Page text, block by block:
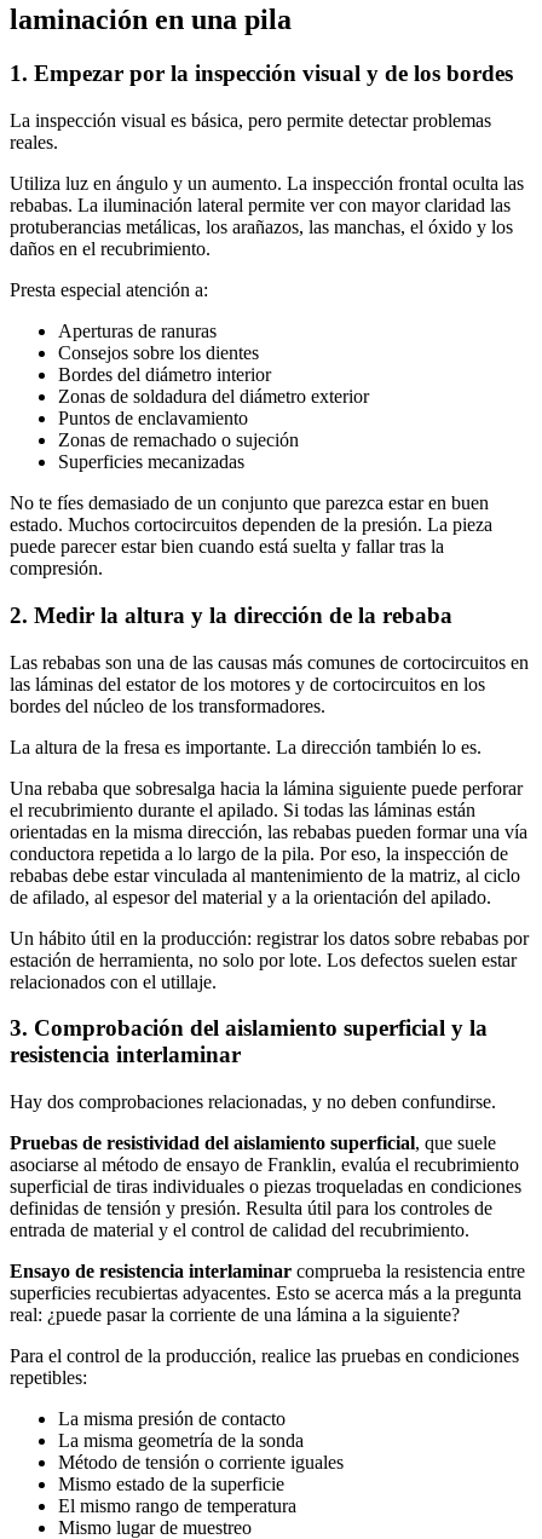
laminación en una pila
1. Empezar por la inspección visual y de los bordes
La inspección visual es básica, pero permite detectar problemas
reales.
Utiliza luz en ángulo y un aumento. La inspección frontal oculta las
rebabas. La iluminación lateral permite ver con mayor claridad las
protuberancias metálicas, los arañazos, las manchas, el óxido y los
daños en el recubrimiento.
Presta especial atención a:
Aperturas de ranuras
Consejos sobre los dientes
Bordes del diámetro interior
Zonas de soldadura del diámetro exterior
Puntos de enclavamiento
Zonas de remachado o sujeción
Superficies mecanizadas
No te fíes demasiado de un conjunto que parezca estar en buen
estado. Muchos cortocircuitos dependen de la presión. La pieza
puede parecer estar bien cuando está suelta y fallar tras la
compresión.
2. Medir la altura y la dirección de la rebaba
Las rebabas son una de las causas más comunes de cortocircuitos en
las láminas del estator de los motores y de cortocircuitos en los
bordes del núcleo de los transformadores.
La altura de la fresa es importante. La dirección también lo es.
Una rebaba que sobresalga hacia la lámina siguiente puede perforar
el recubrimiento durante el apilado. Si todas las láminas están
orientadas en la misma dirección, las rebabas pueden formar una vía
conductora repetida a lo largo de la pila. Por eso, la inspección de
rebabas debe estar vinculada al mantenimiento de la matriz, al ciclo
de afilado, al espesor del material y a la orientación del apilado.
Un hábito útil en la producción: registrar los datos sobre rebabas por
estación de herramienta, no solo por lote. Los defectos suelen estar
relacionados con el utillaje.
3. Comprobación del aislamiento superficial y la
resistencia interlaminar
Hay dos comprobaciones relacionadas, y no deben confundirse.
Pruebas de resistividad del aislamiento superficial, que suele
asociarse al método de ensayo de Franklin, evalúa el recubrimiento
superficial de tiras individuales o piezas troqueladas en condiciones
definidas de tensión y presión. Resulta útil para los controles de
entrada de material y el control de calidad del recubrimiento.
Ensayo de resistencia interlaminar comprueba la resistencia entre
superficies recubiertas adyacentes. Esto se acerca más a la pregunta
real: ¿puede pasar la corriente de una lámina a la siguiente?
Para el control de la producción, realice las pruebas en condiciones
repetibles:
La misma presión de contacto
La misma geometría de la sonda
Método de tensión o corriente iguales
Mismo estado de la superficie
El mismo rango de temperatura
Mismo lugar de muestreo